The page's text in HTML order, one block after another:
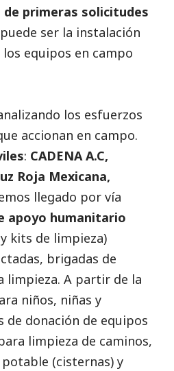
primeras solicitudes
ser la instalación
equipos en campo
los esfuerzos
accionan en campo.
: CADENA A.C,
Roja Mexicana,
llegado por vía
apoyo humanitario
kits de limpieza)
brigadas de
limpieza. A partir de la
niños, niñas y
de donación de equipos
limpieza de caminos,
(cisternas) y